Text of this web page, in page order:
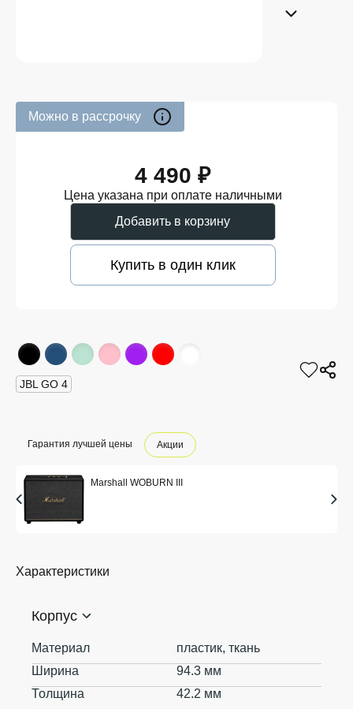
Можно в рассрочку
4 490 ₽
Цена указана при оплате наличными
Добавить в корзину
Купить в один клик
JBL GO 4
Гарантия лучшей цены Акции
Marshall WOBURN III
Характеристики
Корпус
Материал
пластик, ткань
Ширина
94.3 мм
Толщина
42.2 мм